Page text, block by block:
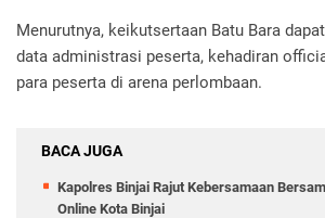
Menurutnya, keikutsertaan Batu Bara
data administrasi peserta, kehadiran
para peserta di arena perlombaan.
BACA JUGA
Kapolres Binjai Rajut Kebersamaan
Online Kota Binjai